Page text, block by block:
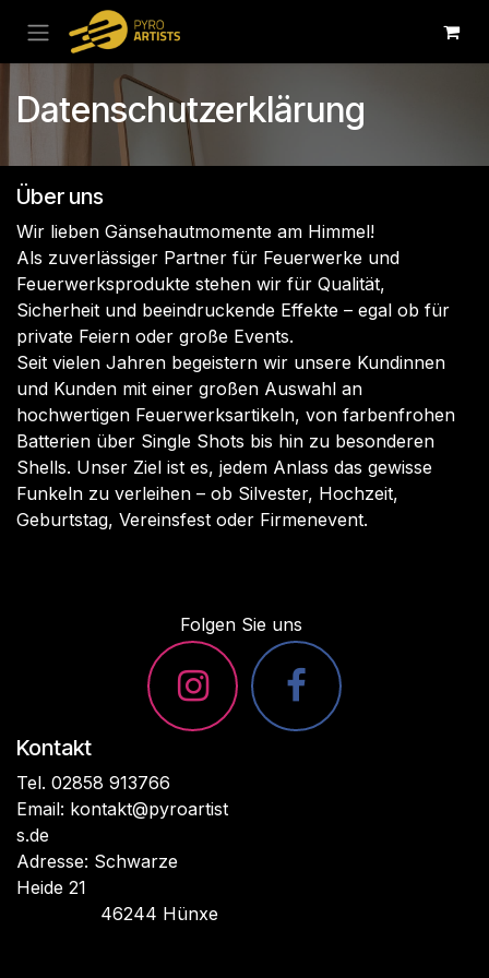
Zum Inhalt springen
Datenschutzerklärung
Über uns
Wir lieben Gänsehautmomente am Himmel!
Als zuverlässiger Partner für Feuerwerke und
Feuerwerksprodukte stehen wir für Qualität,
Sicherheit und beeindruckende Effekte – egal ob für
private Feiern oder große Events.
Seit vielen Jahren begeistern wir unsere Kundinnen
und Kunden mit einer großen Auswahl an
hochwertigen Feuerwerksartikeln, von farbenfrohen
Batterien über Single Shots bis hin zu besonderen
Shells. Unser Ziel ist es, jedem Anlass das gewisse
Funkeln zu verleihen – ob Silvester, Hochzeit,
Geburtstag, Vereinsfest oder Firmenevent.
Folgen Sie uns
Kontakt
Tel. 02858 913766
Email: kontakt@pyroartist
s.de
Adresse: Schwarze
Heide 21
46244 Hünxe